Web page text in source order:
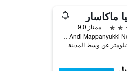
ماكاسار
ممتاز 9.0
Jalan Andi Mappanyukki No. 17, ماكاسار, إندونيسيا